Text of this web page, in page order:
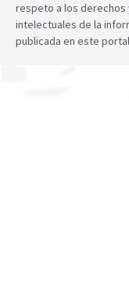
respeto a los
intelectuales de la
publicada en este